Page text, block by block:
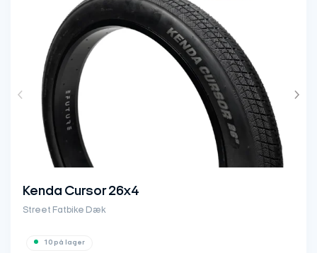
VeeTire ZIGZAG
26x4
Kun 2 på lager